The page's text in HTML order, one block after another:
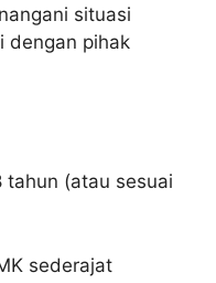
situasi
dengan pihak
tahun (atau sesuai
sederajat